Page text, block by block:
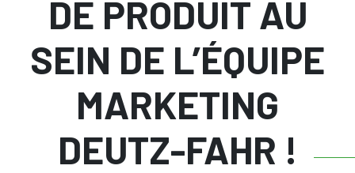
DE PRODUIT AU
SEIN DE L’ÉQUIPE
MARKETING
DEUTZ-FAHR !